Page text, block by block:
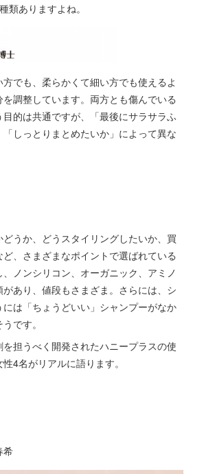
類ありますよね。
でも、柔らかくて細い方でも使えるよ
調整しています。両方とも傷んでいる
的は共通ですが、「最後にサラサラふ
しっとりまとめたいか」によって異な
うか、どうスタイリングしたいか、買
、さまざまなポイントで選ばれている
ノンシリコン、オーガニック、アミノ
あり、値段もさまざま。さらには、シ
には「ちょうどいい」シャンプーがなか
です。
担うべく開発されたハニープラスの使
4名がリアルに語ります。
希